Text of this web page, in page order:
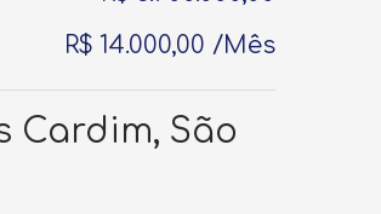
R$ 14.000,00 /Mês
Cardim, São